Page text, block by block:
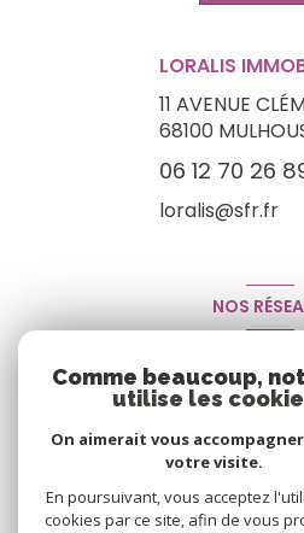
LORALIS
11 AVENUE
68100
06 12 70 26
loralis@sfr.fr
NOS
Comme beaucoup,
utilise les
On aimerait vous
votre visite.
En poursuivant, vous acceptez
cookies par ce site, afin de vous